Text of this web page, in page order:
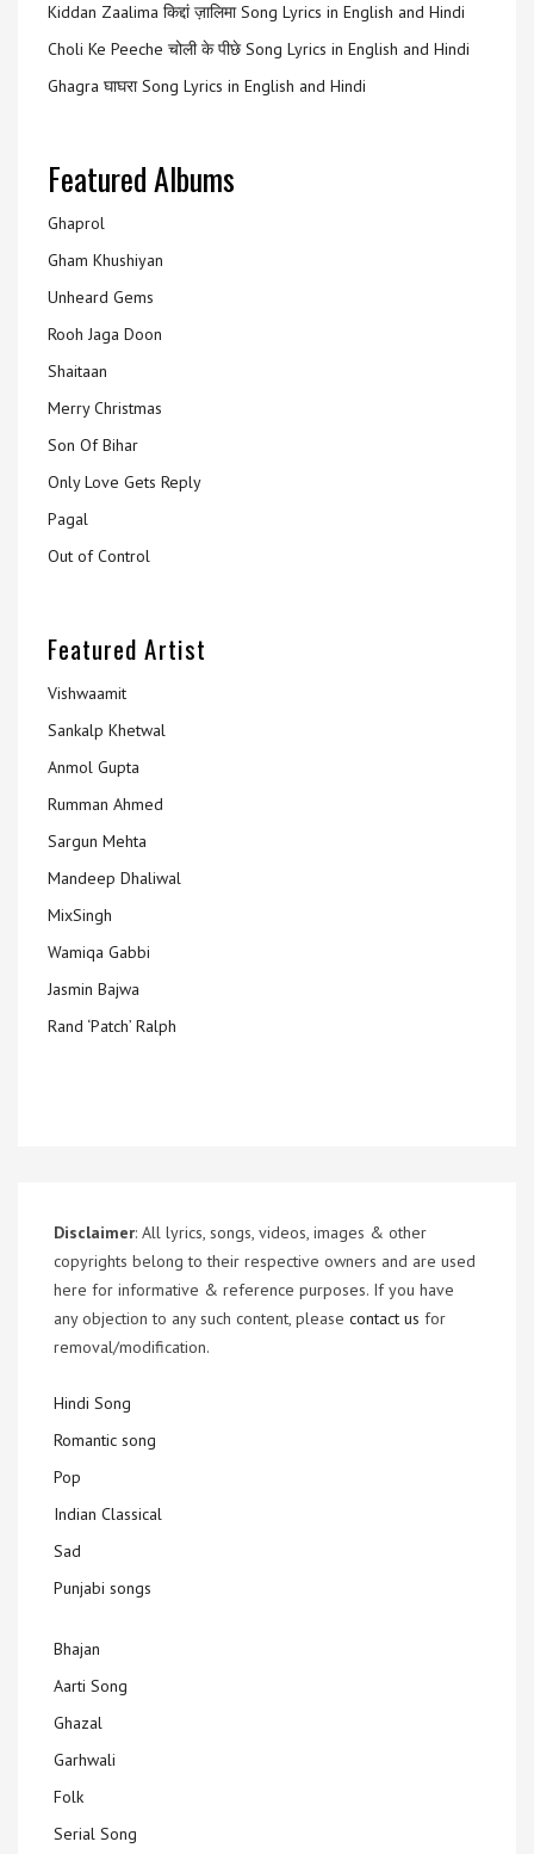
Kiddan Zaalima किद्दां ज़ालिमा Song Lyrics in English and Hindi
Choli Ke Peeche चोली के पीछे Song Lyrics in English and Hindi
Ghagra घाघरा Song Lyrics in English and Hindi
Featured Albums
Ghaprol
Gham Khushiyan
Unheard Gems
Rooh Jaga Doon
Shaitaan
Merry Christmas
Son Of Bihar
Only Love Gets Reply
Pagal
Out of Control
Featured Artist
Vishwaamit
Sankalp Khetwal
Anmol Gupta
Rumman Ahmed
Sargun Mehta
Mandeep Dhaliwal
MixSingh
Wamiqa Gabbi
Jasmin Bajwa
Rand ‘Patch’ Ralph
Disclaimer: All lyrics, songs, videos, images & other
copyrights belong to their respective owners and are used
here for informative & reference purposes. If you have
any objection to any such content, please contact us for
removal/modification.
Hindi Song
Romantic song
Pop
Indian Classical
Sad
Punjabi songs
Bhajan
Aarti Song
Ghazal
Garhwali
Folk
Serial Song